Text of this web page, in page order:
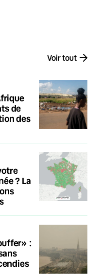
Voir tout
de
des
? La
: